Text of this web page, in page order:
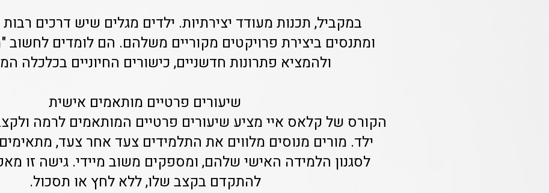
במקביל, תכנות מעודד יצירתיות. ילדים מגלים שיש דרכים
ומתנסים ביצירת פרויקטים מקוריים משלהם. הם לומדים לחשוב
ולהמציא פתרונות חדשניים, כישורים החיוניים בכלכלה
שיעורים פרטיים מותאמים אישית
הקורס של קלאס איי מציע שיעורים פרטיים המותאמים לרמה
ילד. מורים מנוסים מלווים את התלמידים צעד אחר צעד,
לסגנון הלמידה האישי שלהם, ומספקים משוב מיידי. גישה זו
להתקדם בקצב שלו, ללא לחץ או תסכול.